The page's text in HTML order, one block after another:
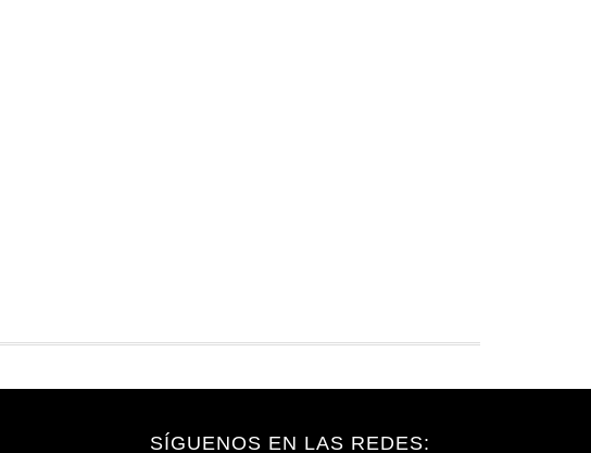
SÍGUENOS EN LAS REDES: